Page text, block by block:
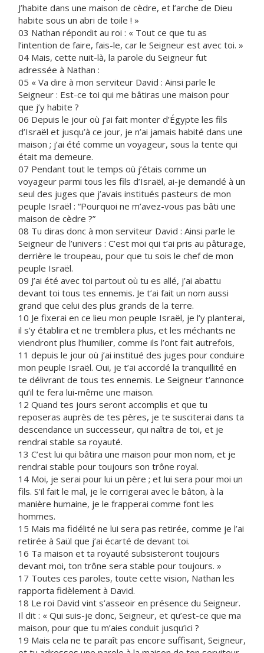
J’habite dans une maison de cèdre, et l’arche de Dieu
habite sous un abri de toile ! »
03 Nathan répondit au roi : « Tout ce que tu as
l’intention de faire, fais-le, car le Seigneur est avec toi. »
04 Mais, cette nuit-là, la parole du Seigneur fut
adressée à Nathan :
05 « Va dire à mon serviteur David : Ainsi parle le
Seigneur : Est-ce toi qui me bâtiras une maison pour
que j’y habite ?
06 Depuis le jour où j’ai fait monter d’Égypte les fils
d’Israël et jusqu’à ce jour, je n’ai jamais habité dans une
maison ; j’ai été comme un voyageur, sous la tente qui
était ma demeure.
07 Pendant tout le temps où j’étais comme un
voyageur parmi tous les fils d’Israël, ai-je demandé à un
seul des juges que j’avais institués pasteurs de mon
peuple Israël : “Pourquoi ne m’avez-vous pas bâti une
maison de cèdre ?”
08 Tu diras donc à mon serviteur David : Ainsi parle le
Seigneur de l’univers : C’est moi qui t’ai pris au pâturage,
derrière le troupeau, pour que tu sois le chef de mon
peuple Israël.
09 J’ai été avec toi partout où tu es allé, j’ai abattu
devant toi tous tes ennemis. Je t’ai fait un nom aussi
grand que celui des plus grands de la terre.
10 Je fixerai en ce lieu mon peuple Israël, je l’y planterai,
il s’y établira et ne tremblera plus, et les méchants ne
viendront plus l’humilier, comme ils l’ont fait autrefois,
11 depuis le jour où j’ai institué des juges pour conduire
mon peuple Israël. Oui, je t’ai accordé la tranquillité en
te délivrant de tous tes ennemis. Le Seigneur t’annonce
qu’il te fera lui-même une maison.
12 Quand tes jours seront accomplis et que tu
reposeras auprès de tes pères, je te susciterai dans ta
descendance un successeur, qui naîtra de toi, et je
rendrai stable sa royauté.
13 C’est lui qui bâtira une maison pour mon nom, et je
rendrai stable pour toujours son trône royal.
14 Moi, je serai pour lui un père ; et lui sera pour moi un
fils. S’il fait le mal, je le corrigerai avec le bâton, à la
manière humaine, je le frapperai comme font les
hommes.
15 Mais ma fidélité ne lui sera pas retirée, comme je l’ai
retirée à Saül que j’ai écarté de devant toi.
16 Ta maison et ta royauté subsisteront toujours
devant moi, ton trône sera stable pour toujours. »
17 Toutes ces paroles, toute cette vision, Nathan les
rapporta fidèlement à David.
18 Le roi David vint s’asseoir en présence du Seigneur.
Il dit : « Qui suis-je donc, Seigneur, et qu’est-ce que ma
maison, pour que tu m’aies conduit jusqu’ici ?
19 Mais cela ne te paraît pas encore suffisant, Seigneur,